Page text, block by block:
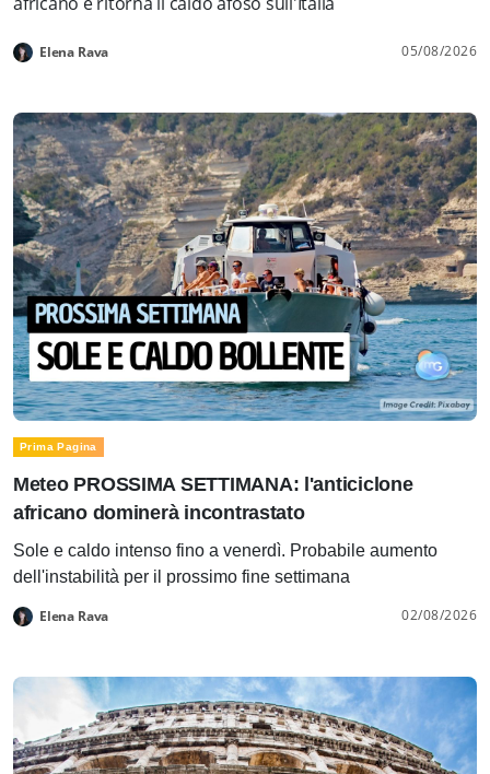
Elena Rava 05/08/2026
Prima Pagina
Meteo PROSSIMA SETTIMANA: l'anticiclone
africano dominerà incontrastato
Sole e caldo intenso fino a venerdì. Probabile aumento
dell'instabilità per il prossimo fine settimana
Elena Rava 02/08/2026